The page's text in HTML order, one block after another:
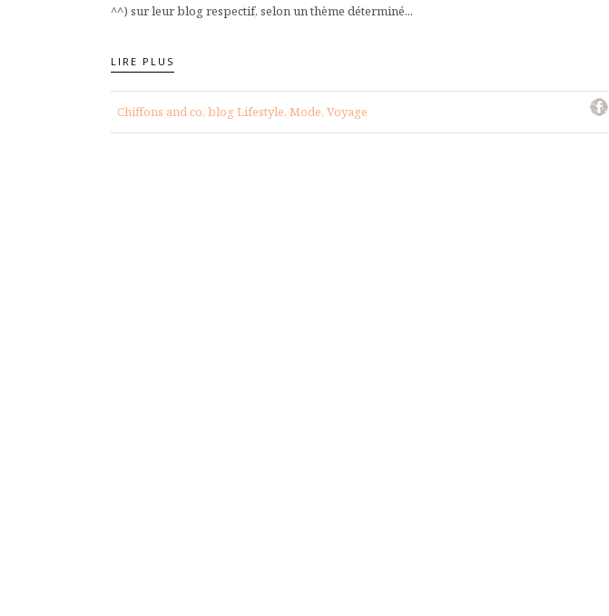
^^) sur leur blog respectif, selon un thème déterminé...
LIRE PLUS
Chiffons and co, blog Lifestyle, Mode, Voyage